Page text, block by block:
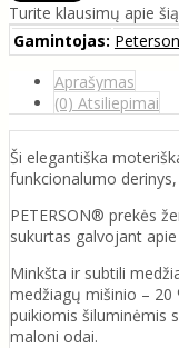
Turite klausimų apie
Gamintojas:
Aprašymas
(0) Atsiliepimai
Ši elegantiška
funkcionalumo
PETERSON® prekės
sukurtas galvojant
Minkšta ir subtili
medžiagų mišinio – 20
puikiomis šiluminėmis
maloni odai.